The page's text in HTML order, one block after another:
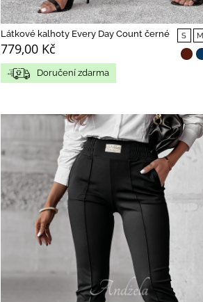
Látkové kalhoty Every Day Count černé
779,00 Kč
S M
Doručení zdarma